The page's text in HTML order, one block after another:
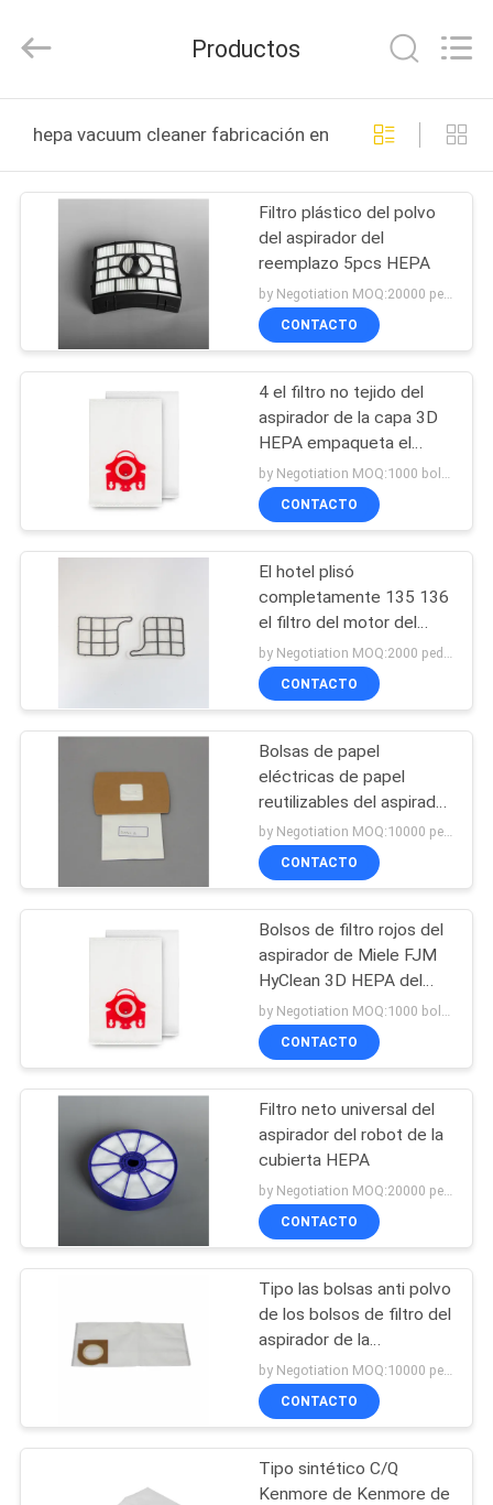
PRODUCTOS
SOBRE
NOSOTROS
VIAJE
FÁBRICA
CONTROL
CALIDAD
EN
CONTACTO
UNA
DEL
SITIO
PRIVACY
POLICY
Developed
Productos
hepa vacuum cleaner fabricación en línea
Filtro plástico del polvo
del aspirador del
reemplazo 5pcs HEPA
by Negotiation MOQ:20000 pedazos/pedazos
CONTACTO
4 el filtro no tejido del
aspirador de la capa 3D
HEPA empaqueta el
cuello rojo Miele FJM
HyClean
CONTACTO
El hotel plisó
completamente 135 136
el filtro del motor del
aspirador del algodón
HEPA
CONTACTO
Bolsas de papel
eléctricas de papel
reutilizables del aspirador
del tipo B HEPA de Oreckby Negotiation MOQ:10000 pedazos/pedazos
CONTACTO
Bolsos de filtro rojos del
aspirador de Miele FJM
HyClean 3D HEPA del
cuello del hogar
by Negotiation MOQ:1000 bolsos/bolsos
CONTACTO
Filtro neto universal del
aspirador del robot de la
cubierta HEPA
CONTACTO
Tipo las bolsas anti polvo
de los bolsos de filtro del
aspirador de la
resplandor de Riccar
HEPA de la filtración de
X HEPA
CONTACTO
Tipo sintético C/Q
Kenmore de Kenmore de